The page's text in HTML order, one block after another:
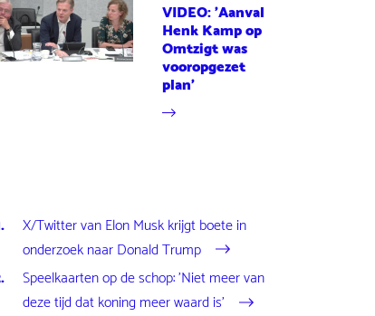
VIDEO: 'Aanval
Henk Kamp op
Omtzigt was
vooropgezet
plan'
X/Twitter van Elon Musk krijgt boete in
onderzoek naar Donald Trump
Speelkaarten op de schop: 'Niet meer van
deze tijd dat koning meer waard is'